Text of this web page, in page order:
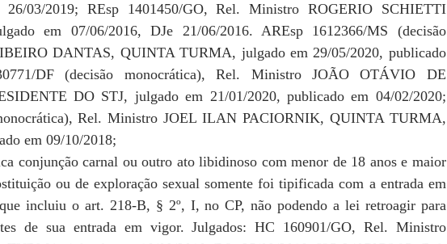
03/2019; REsp 1401450/GO, Rel. Ministro ROGERIO SCHIETTI
em 07/06/2016, DJe 21/06/2016. AREsp 1612366/MS (decisão
DANTAS, QUINTA TURMA, julgado em 29/05/2020, publicado
DF (decisão monocrática), Rel. Ministro JOÃO OTÁVIO DE
DO STJ, julgado em 21/01/2020, publicado em 04/02/2020;
Rel. Ministro JOEL ILAN PACIORNIK, QUINTA TURMA,
em 09/10/2018;
conjunção carnal ou outro ato libidinoso com menor de 18 anos e maior
ou de exploração sexual somente foi tipificada com a entrada em
incluiu o art. 218-B, § 2º, I, no CP, não podendo a lei retroagir para
de sua entrada em vigor. Julgados: HC 160901/GO, Rel. Ministro